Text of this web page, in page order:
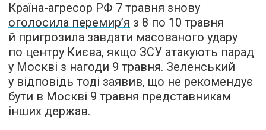
Країна-агресор РФ 7 травня знову
оголосила перемир’я з 8 по 10 травня
й пригрозила завдати масованого удару
по центру Києва, якщо ЗСУ атакують парад
у Москві з нагоди 9 травня. Зеленський
у відповідь тоді заявив, що не рекомендує
бути в Москві 9 травня представникам
інших держав.